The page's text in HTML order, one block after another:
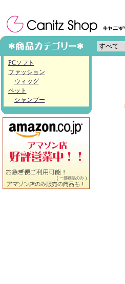
PCソフト
ファッション
ウィッグ
ペット
シャンプー